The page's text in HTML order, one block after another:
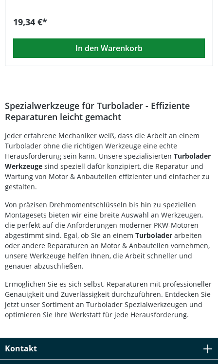
Lösen und Anziehen von schwer zugänglichen
hochwertigem Chrom-Vanadium-Stahl und überzeugt
durch seine robuste Haltbarkeit und präzise Passform. Mit
einer Breite von 85 mm, einer Länge von 99 mm und
einem Antrieb von 3/8" (10 mm metrisch) ist dieser
12 mm für präzisen Sitz auf der Verschraubung Gefertigt
aus langlebigem Chrom-Vanadium-Stahl Kompakte
Bauform für enge Montagebereiche Geeignet für VW und
Turbolader, Zwölfkant SW 12 mm
19,34 €*
In den Warenkorb
Spezialwerkzeuge für Turbolader - Effiziente
Reparaturen leicht gemacht
Jeder erfahrene Mechaniker weiß, dass die Arbeit an einem
Turbolader ohne die richtigen Werkzeuge eine echte
Herausforderung sein kann. Unsere spezialisierten Turbolader
Werkzeuge sind speziell dafür konzipiert, die Reparatur und
Wartung von Motor & Anbauteilen effizienter und einfacher zu
gestalten.
Von präzisen Drehmomentschlüsseln bis hin zu speziellen
Montagesets bieten wir eine breite Auswahl an Werkzeugen,
die perfekt auf die Anforderungen moderner PKW-Motoren
abgestimmt sind. Egal, ob Sie an einem Turbolader arbeiten
oder andere Reparaturen an Motor & Anbauteilen vornehmen,
unsere Werkzeuge helfen Ihnen, die Arbeit schneller und
genauer abzuschließen.
Ermöglichen Sie es sich selbst, Reparaturen mit professioneller
Genauigkeit und Zuverlässigkeit durchzuführen. Entdecken Sie
jetzt unser Sortiment an Turbolader Spezialwerkzeugen und
optimieren Sie Ihre Werkstatt für jede Herausforderung.
Kontakt